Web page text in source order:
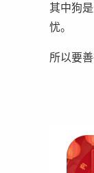
其中狗
忧。
所以要